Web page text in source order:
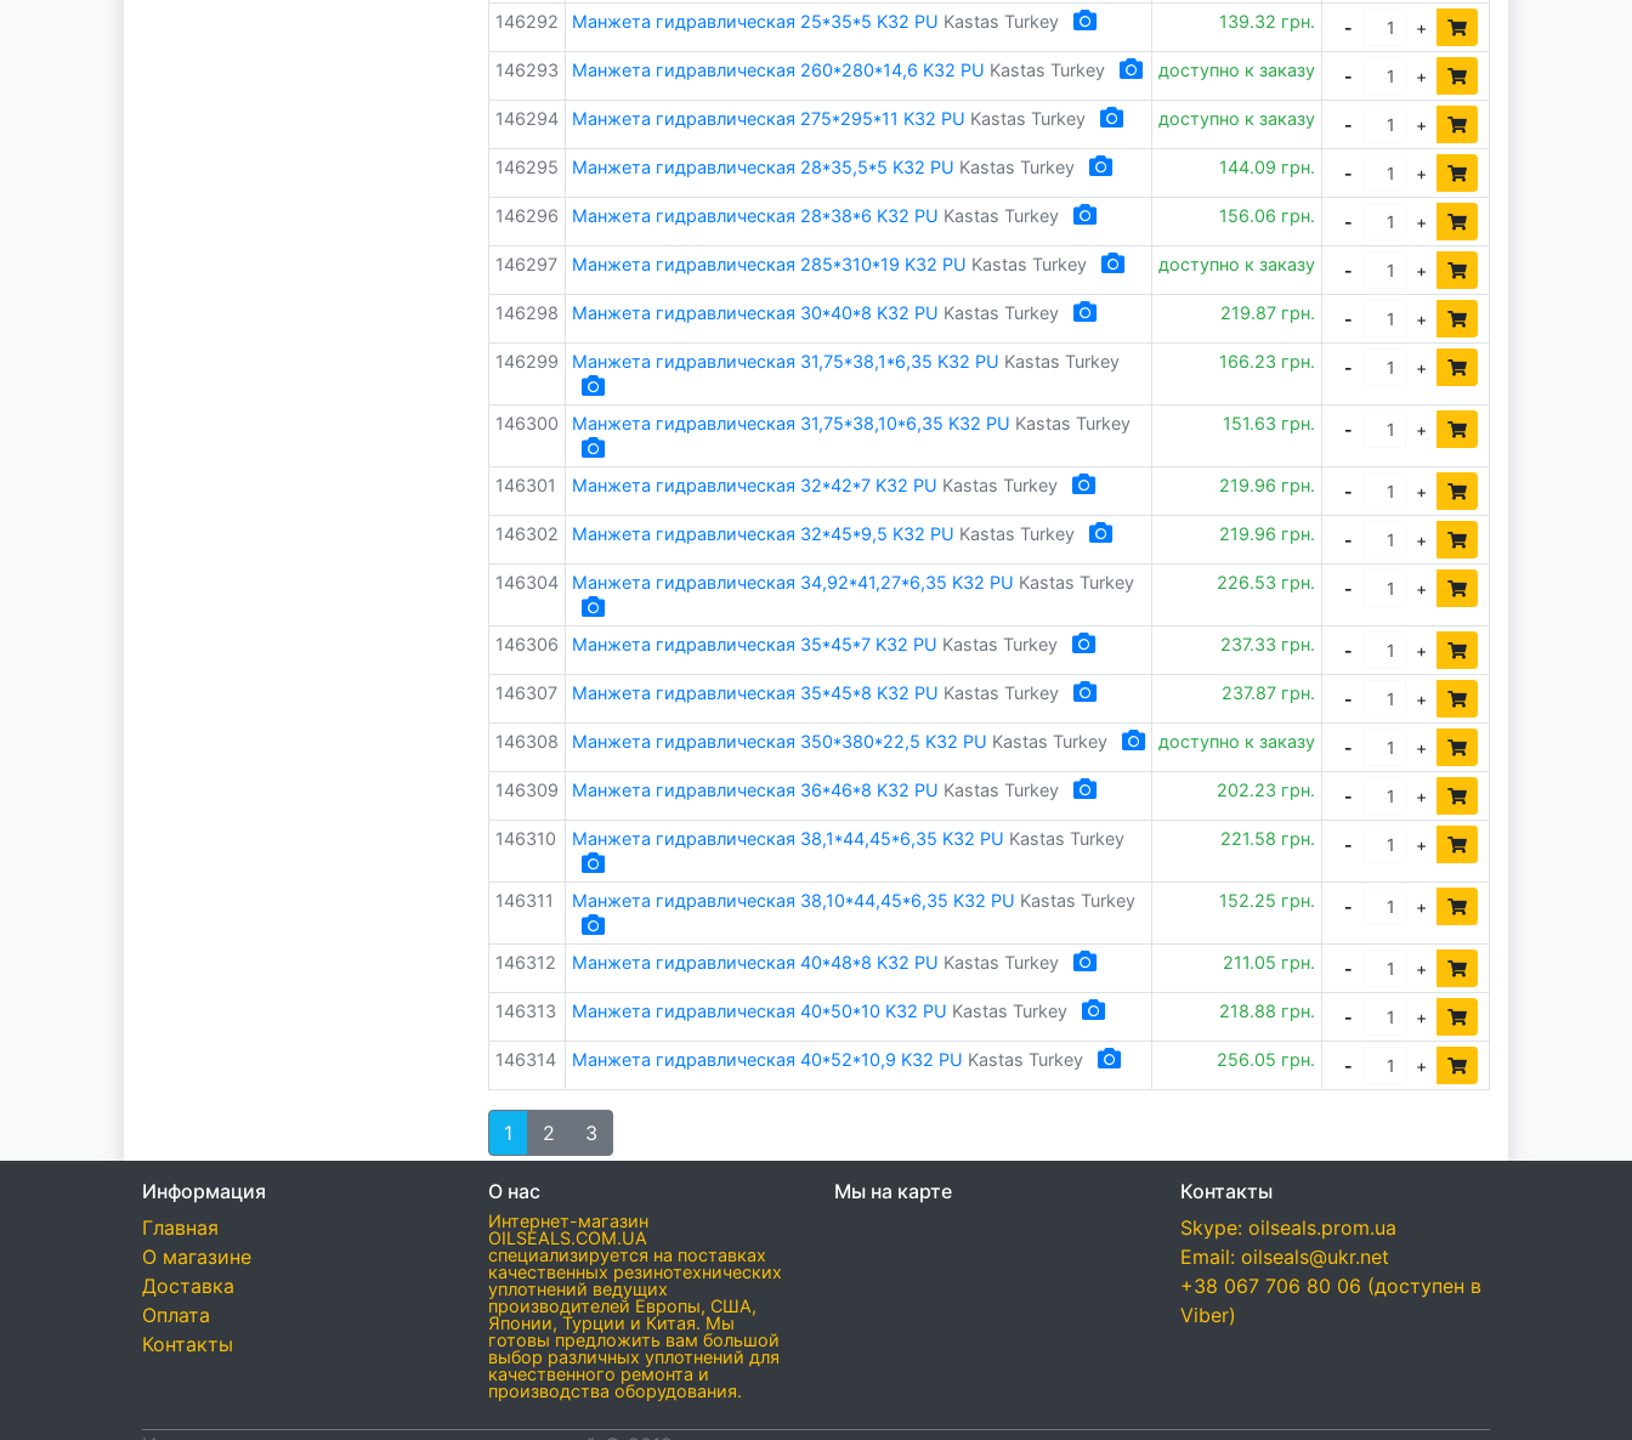
146292 Манжета гидравлическая 25*35*5 K32 PU Kastas Turkey 139.32 грн. - +
146293 Манжета гидравлическая 260*280*14,6 K32 PU Kastas Turkey доступно к заказу - +
146294 Манжета гидравлическая 275*295*11 K32 PU Kastas Turkey доступно к заказу - +
146295 Манжета гидравлическая 28*35,5*5 K32 PU Kastas Turkey 144.09 грн. - +
146296 Манжета гидравлическая 28*38*6 K32 PU Kastas Turkey 156.06 грн. - +
146297 Манжета гидравлическая 285*310*19 K32 PU Kastas Turkey доступно к заказу - +
146298 Манжета гидравлическая 30*40*8 K32 PU Kastas Turkey 219.87 грн. - +
146299 Манжета гидравлическая 31,75*38,1*6,35 K32 PU Kastas Turkey 166.23 грн. - +
146300 Манжета гидравлическая 31,75*38,10*6,35 K32 PU Kastas Turkey 151.63 грн. - +
146301 Манжета гидравлическая 32*42*7 K32 PU Kastas Turkey 219.96 грн. - +
146302 Манжета гидравлическая 32*45*9,5 K32 PU Kastas Turkey 219.96 грн. - +
146304 Манжета гидравлическая 34,92*41,27*6,35 K32 PU Kastas Turkey 226.53 грн. - +
146306 Манжета гидравлическая 35*45*7 K32 PU Kastas Turkey 237.33 грн. - +
146307 Манжета гидравлическая 35*45*8 K32 PU Kastas Turkey 237.87 грн. - +
146308 Манжета гидравлическая 350*380*22,5 K32 PU Kastas Turkey доступно к заказу - +
146309 Манжета гидравлическая 36*46*8 K32 PU Kastas Turkey 202.23 грн. - +
146310 Манжета гидравлическая 38,1*44,45*6,35 K32 PU Kastas Turkey 221.58 грн. - +
146311 Манжета гидравлическая 38,10*44,45*6,35 K32 PU Kastas Turkey 152.25 грн. - +
146312 Манжета гидравлическая 40*48*8 K32 PU Kastas Turkey 211.05 грн. - +
146313 Манжета гидравлическая 40*50*10 K32 PU Kastas Turkey 218.88 грн. - +
146314 Манжета гидравлическая 40*52*10,9 K32 PU Kastas Turkey 256.05 грн. - +
1 2 3
Информация
Главная
О магазине
Доставка
Оплата
Контакты
О нас
Интернет-магазин
OILSEALS.COM.UA
специализируется на поставках
качественных резинотехнических
уплотнений ведущих
производителей Европы, США,
Японии, Турции и Китая. Мы
готовы предложить вам большой
выбор различных уплотнений для
качественного ремонта и
производства оборудования.
Мы на карте
Контакты
Skype: oilseals.prom.ua
Email: oilseals@ukr.net
+38 067 706 80 06 (доступен в
Viber)